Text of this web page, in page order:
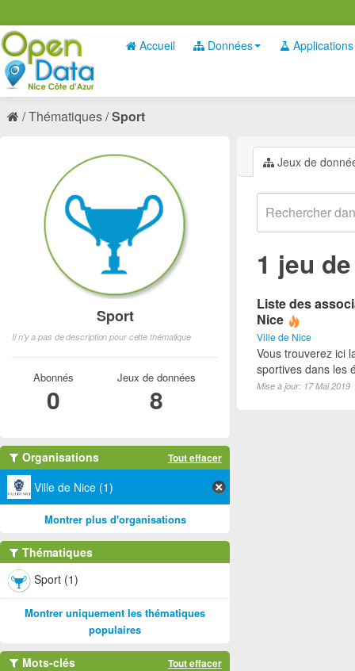
Accueil Données Applications
Thématiques Sport
Jeux de
1 jeu
Liste des
Nice
Ville de Nice
Vous trouverez ici
sportives dans les
Mise à jour: 17 Mai 2019
Sport
Il n'y a pas de description pour cette thématique
Abonnés
0
Jeux de données
8
Organisations Tout effacer
Ville de Nice (1)
Montrer plus d'organisations
Thématiques
Sport (1)
Montrer uniquement les thématiques
populaires
Mots-clés Tout effacer